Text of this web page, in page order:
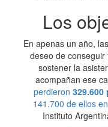
Los
En apenas un año,
deseo de
sostener la
acompañan ese
perdieron
141.700 de ellos
Instituto